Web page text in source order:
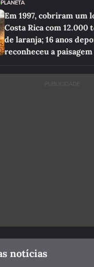
PLANETA
Em 1997, cobriram um
Costa Rica com 12.000
de laranja; 16 anos
reconheceu a paisagem
PUBLICIDADE
notícias